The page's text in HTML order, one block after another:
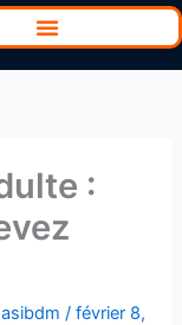
:
/février 8,